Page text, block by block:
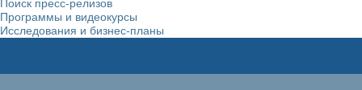
Поиск пресс-релизов
Программы и видеокурсы
Исследования и бизнес-планы